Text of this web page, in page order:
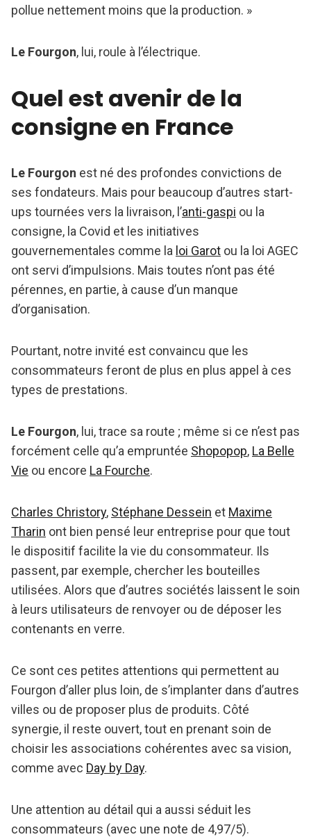
pollue nettement moins que la production. »
Le Fourgon, lui, roule à l’électrique.
Quel est avenir de la
consigne en France
Le Fourgon est né des profondes convictions de
ses fondateurs. Mais pour beaucoup d’autres start-
ups tournées vers la livraison, l’anti-gaspi ou la
consigne, la Covid et les initiatives
gouvernementales comme la loi Garot ou la loi AGEC
ont servi d’impulsions. Mais toutes n’ont pas été
pérennes, en partie, à cause d’un manque
d’organisation.
Pourtant, notre invité est convaincu que les
consommateurs feront de plus en plus appel à ces
types de prestations.
Le Fourgon, lui, trace sa route ; même si ce n’est pas
forcément celle qu’a empruntée Shopopop, La Belle
Vie ou encore La Fourche.
Charles Christory, Stéphane Dessein et Maxime
Tharin ont bien pensé leur entreprise pour que tout
le dispositif facilite la vie du consommateur. Ils
passent, par exemple, chercher les bouteilles
utilisées. Alors que d’autres sociétés laissent le soin
à leurs utilisateurs de renvoyer ou de déposer les
contenants en verre.
Ce sont ces petites attentions qui permettent au
Fourgon d’aller plus loin, de s’implanter dans d’autres
villes ou de proposer plus de produits. Côté
synergie, il reste ouvert, tout en prenant soin de
choisir les associations cohérentes avec sa vision,
comme avec Day by Day.
Une attention au détail qui a aussi séduit les
consommateurs (avec une note de 4,97/5).